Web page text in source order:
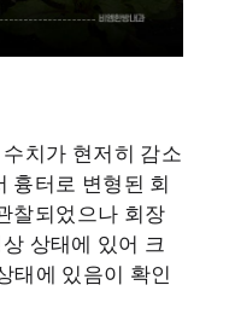
치가 현저히 감소
흉터로 변형된 회
찰되었으나 회장
상태에 있어 크
태에 있음이 확인